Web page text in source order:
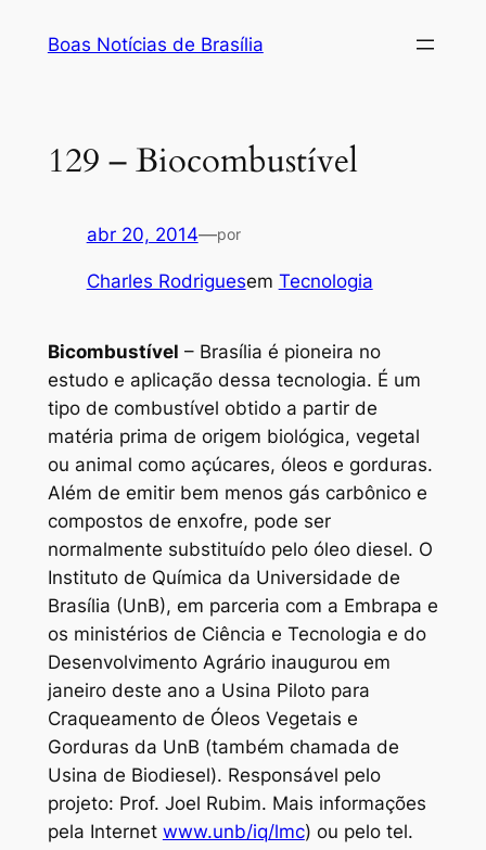
Boas Notícias de Brasília
129 – Biocombustível
abr 20, 2014—por
Charles Rodriguesem Tecnologia
Bicombustível – Brasília é pioneira no
estudo e aplicação dessa tecnologia. É um
tipo de combustível obtido a partir de
matéria prima de origem biológica, vegetal
ou animal como açúcares, óleos e gorduras.
Além de emitir bem menos gás carbônico e
compostos de enxofre, pode ser
normalmente substituído pelo óleo diesel. O
Instituto de Química da Universidade de
Brasília (UnB), em parceria com a Embrapa e
os ministérios de Ciência e Tecnologia e do
Desenvolvimento Agrário inaugurou em
janeiro deste ano a Usina Piloto para
Craqueamento de Óleos Vegetais e
Gorduras da UnB (também chamada de
Usina de Biodiesel). Responsável pelo
projeto: Prof. Joel Rubim. Mais informações
pela Internet www.unb/iq/lmc) ou pelo tel.